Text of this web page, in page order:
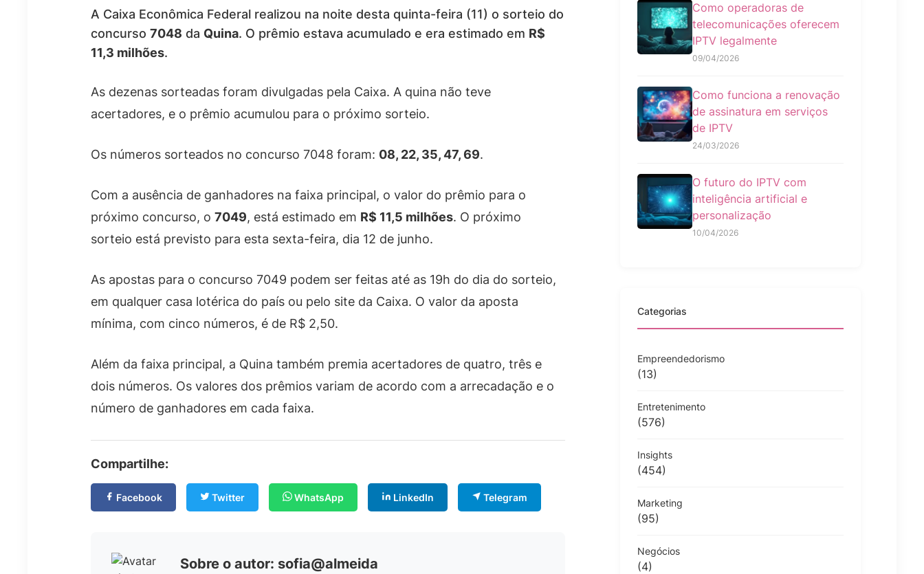
A Caixa Econômica Federal realizou na noite desta quinta-feira (11) o sorteio do
concurso 7048 da Quina. O prêmio estava acumulado e era estimado em R$
11,3 milhões.
As dezenas sorteadas foram divulgadas pela Caixa. A quina não teve
acertadores, e o prêmio acumulou para o próximo sorteio.
Os números sorteados no concurso 7048 foram: 08, 22, 35, 47, 69.
Com a ausência de ganhadores na faixa principal, o valor do prêmio para o
próximo concurso, o 7049, está estimado em R$ 11,5 milhões. O próximo
sorteio está previsto para esta sexta-feira, dia 12 de junho.
As apostas para o concurso 7049 podem ser feitas até as 19h do dia do sorteio,
em qualquer casa lotérica do país ou pelo site da Caixa. O valor da aposta
mínima, com cinco números, é de R$ 2,50.
Além da faixa principal, a Quina também premia acertadores de quatro, três e
dois números. Os valores dos prêmios variam de acordo com a arrecadação e o
número de ganhadores em cada faixa.
Compartilhe:
Facebook Twitter WhatsApp LinkedIn Telegram
Sobre o autor: sofia@almeida
Como operadoras de
telecomunicações oferecem
IPTV legalmente
09/04/2026
Como funciona a renovação
de assinatura em serviços
de IPTV
24/03/2026
O futuro do IPTV com
inteligência artificial e
personalização
10/04/2026
Categorias
Empreendedorismo
(13)
Entretenimento
(576)
Insights
(454)
Marketing
(95)
Negócios
(4)